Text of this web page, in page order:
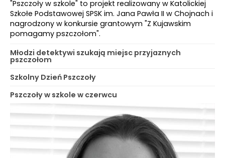
"Pszczoły w szkole" to projekt realizowany w Katolickiej
Szkołe Podstawowej SPSK im. Jana Pawła II w Chojnach i
nagrodzony w konkursie grantowym "Z Kujawskim
pomagamy pszczołom".
Młodzi detektywi szukają miejsc przyjaznych
pszczołom
Szkolny Dzień Pszczoły
Pszczoły w szkole w czerwcu